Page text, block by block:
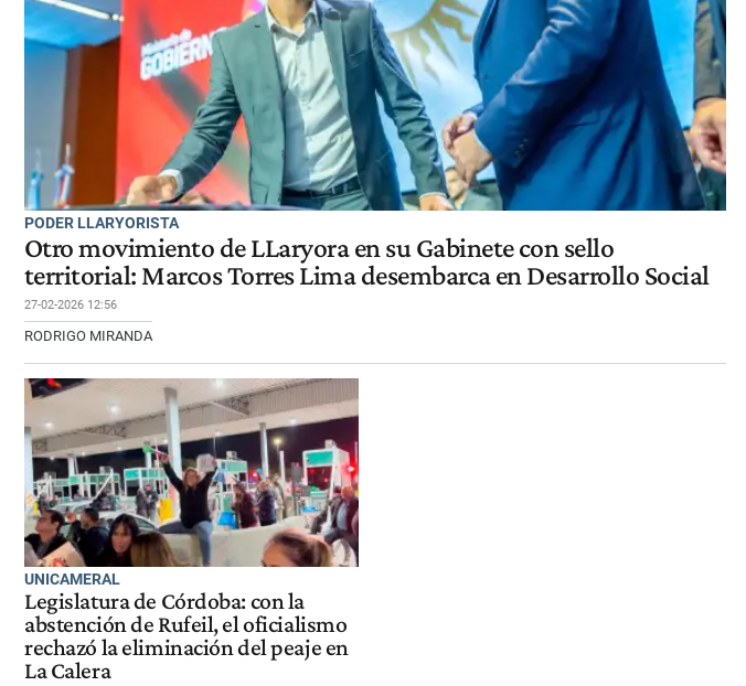
PODER LLARYORISTA
Otro movimiento de LLaryora en su Gabinete con sello
territorial: Marcos Torres Lima desembarca en Desarrollo Social
27-02-2026 12:56
RODRIGO MIRANDA
UNICAMERAL
Legislatura de Córdoba: con la
abstención de Rufeil, el oficialismo
rechazó la eliminación del peaje en
La Calera